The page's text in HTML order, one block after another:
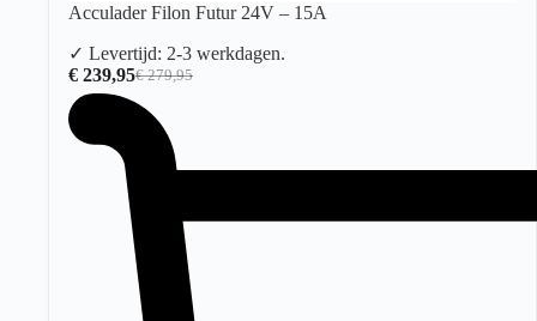
Acculader Filon Futur 24V – 15A
✓ Levertijd: 2-3 werkdagen.
€279,95
Oorspronkelijke
prijs
was:
€ 279,95.
€ 239,95Huidige
prijs
€ 239,95.